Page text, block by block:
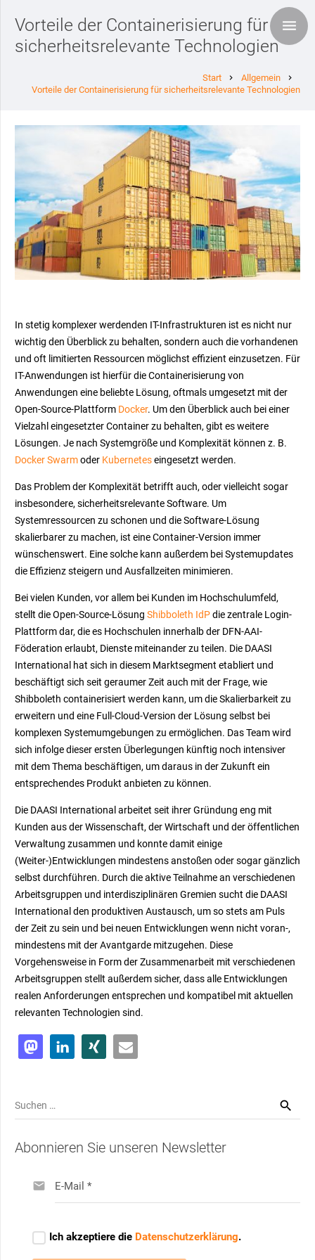
Vorteile der Containerisierung für
sicherheitsrelevante Technologien
Start chevron_right Allgemein chevron_right
Vorteile der Containerisierung für sicherheitsrelevante Technologien
In stetig komplexer werdenden IT-Infrastrukturen ist es nicht nur
wichtig den Überblick zu behalten, sondern auch die vorhandenen
und oft limitierten Ressourcen möglichst effizient einzusetzen. Für
IT-Anwendungen ist hierfür die Containerisierung von
Anwendungen eine beliebte Lösung, oftmals umgesetzt mit der
Open-Source-Plattform Docker. Um den Überblick auch bei einer
Vielzahl eingesetzter Container zu behalten, gibt es weitere
Lösungen. Je nach Systemgröße und Komplexität können z. B.
Docker Swarmoder Kuberneteseingesetzt werden.
Das Problem der Komplexität betrifft auch, oder vielleicht sogar
insbesondere, sicherheitsrelevante Software. Um
Systemressourcen zu schonen und die Software-Lösung
skalierbarer zu machen, ist eine Container-Version immer
wünschenswert. Eine solche kann außerdem bei Systemupdates
die Effizienz steigern und Ausfallzeiten minimieren.
Bei vielen Kunden, vor allem bei Kunden im Hochschulumfeld,
stellt die Open-Source-Lösung Shibboleth IdPdie zentrale Login-
Plattform dar, die es Hochschulen innerhalb der DFN-AAI-
Föderation erlaubt, Dienste miteinander zu teilen. Die DAASI
International hat sich in diesem Marktsegment etabliert und
beschäftigt sich seit geraumer Zeit auch mit der Frage, wie
Shibboleth containerisiert werden kann, um die Skalierbarkeit zu
erweitern und eine Full-Cloud-Version der Lösung selbst bei
komplexen Systemumgebungen zu ermöglichen. Das Team wird
sich infolge dieser ersten Überlegungen künftig noch intensiver
mit dem Thema beschäftigen, um daraus in der Zukunft ein
entsprechendes Produkt anbieten zu können.
Die DAASI International arbeitet seit ihrer Gründung eng mit
Kunden aus der Wissenschaft, der Wirtschaft und der öffentlichen
Verwaltung zusammen und konnte damit einige
(Weiter-)Entwicklungen mindestens anstoßen oder sogar gänzlich
selbst durchführen. Durch die aktive Teilnahme an verschiedenen
Arbeitsgruppen und interdisziplinären Gremien sucht die DAASI
International den produktiven Austausch, um so stets am Puls
der Zeit zu sein und bei neuen Entwicklungen wenn nicht voran-,
mindestens mit der Avantgarde mitzugehen. Diese
Vorgehensweise in Form der Zusammenarbeit mit verschiedenen
Arbeitsgruppen stellt außerdem sicher, dass alle Entwicklungen
realen Anforderungen entsprechen und kompatibel mit aktuellen
relevanten Technologien sind.
Suchen
nach:
Abonnieren Sie unseren Newsletter